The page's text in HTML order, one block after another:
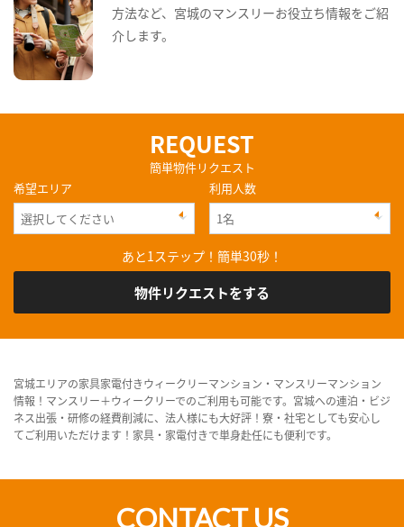
方法など、宮城のマンスリーお役立ち情報をご紹
介します。
REQUEST
簡単物件リクエスト
希望エリア
利用人数
あと1ステップ！簡単30秒！
物件リクエストをする
宮城エリアの家具家電付きウィークリーマンション・マンスリーマンション
情報！マンスリー＋ウィークリーでのご利用も可能です。宮城への連泊・ビジ
ネス出張・研修の経費削減に、法人様にも大好評！寮・社宅としても安心し
てご利用いただけます！家具・家電付きで単身赴任にも便利です。
CONTACT US